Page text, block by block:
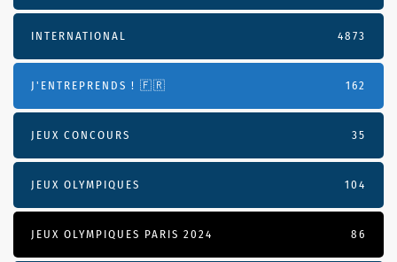
INTERNATIONAL 4873
J'ENTREPRENDS ! 🇫🇷 162
JEUX CONCOURS 35
JEUX OLYMPIQUES 104
JEUX OLYMPIQUES PARIS 2024 86